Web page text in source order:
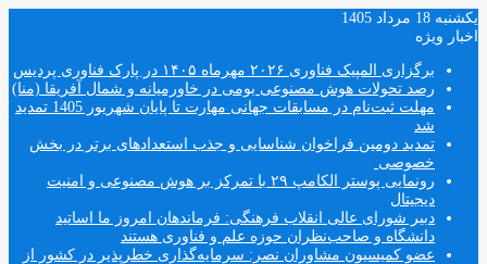
یکشنبه 18 مرداد 1405
اخبار ویژه
برگزاری المپیک فناوری ۲۰۲۶ مهرماه ۱۴۰۵ در پارک فناوری پردیس
رصد تحولات هوش مصنوعی بومی در خاورمیانه و شمال آفریقا (منا)
مهلت ثبت‌نام در مسابقات جهانی مهارت تا پایان شهریور 1405 تمدید
شد
تمدید دومین فراخوان شناسایی و جذب استعدادهای برتر در بخش
خصوصی
رونمایی پوستر الکامپ ۲۹ با تمرکز بر هوش مصنوعی و امنیت
دیجیتال
دبیر شورای عالی انقلاب فرهنگی: فرماندهان امروز ما اساتید
دانشگاه و صاحب‌نظران حوزه علم و فناوری هستند
عضو کمیسیون مشاوران نصر: سرمایه‌گذاری خطرپذیر در کشور از